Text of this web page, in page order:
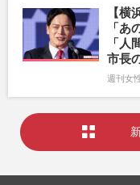
【横
「あ
「人
市長
週刊女